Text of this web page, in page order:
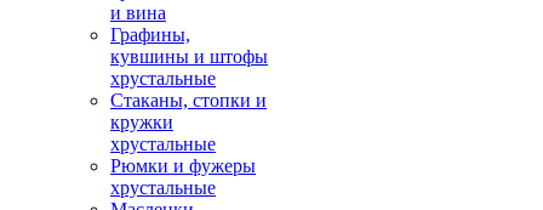
и вина
Графины,
кувшины и штофы
хрустальные
Стаканы, стопки и
кружки
хрустальные
Рюмки и фужеры
хрустальные